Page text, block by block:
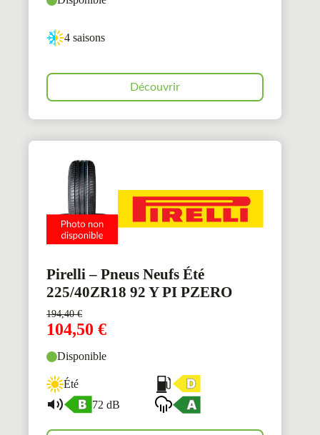
4 saisons
Découvrir
Pirelli – Pneus Neufs Été
225/40ZR18 92 Y PI PZERO
194,40€
104,50 €
Disponible
Été
72 dB